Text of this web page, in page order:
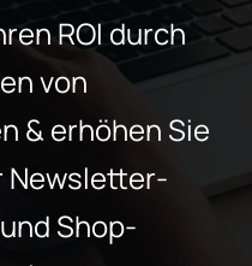
ROI durch
von
& erhöhen Sie
Newsletter-
Shop-